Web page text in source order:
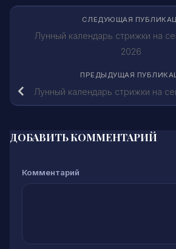
СЛЕДУЮЩАЯ
Лунный календарь стрижки на
2026
ПРЕДЫДУЩАЯ
Лунный календарь стрижки на
ДОБАВИТЬ КОММЕНТАРИЙ
Комментарий